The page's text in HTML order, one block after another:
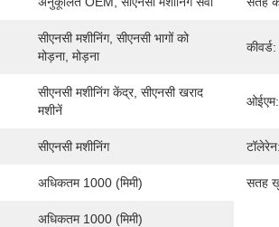
सीएनसी मशीनिंग, सीएनसी भागों को
मोड़ना, मोड़ना
कीवर्ड:
सीएनसी मशीनिंग केंद्र, सीएनसी खराद
मशीनें
ओईएम:
सीएनसी मशीनिंग
अधिकतम 1000 (मिमी) सतह
अधिकतम 1000 (मिमी)